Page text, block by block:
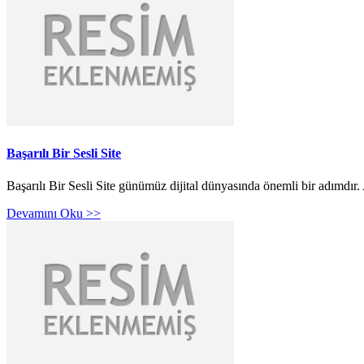
Başarılı Bir Sesli Site
Başarılı Bir Sesli Site günümüz dijital dünyasında önemli bir
Devamını Oku >>